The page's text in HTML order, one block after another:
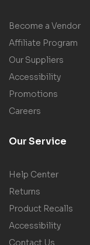
Become a Vendor
Affiliate Program
Our Suppliers
Accessibility
Promotions
Careers
Our Service
Help Center
Returns
Product Recalls
Accessibility
Contact Us